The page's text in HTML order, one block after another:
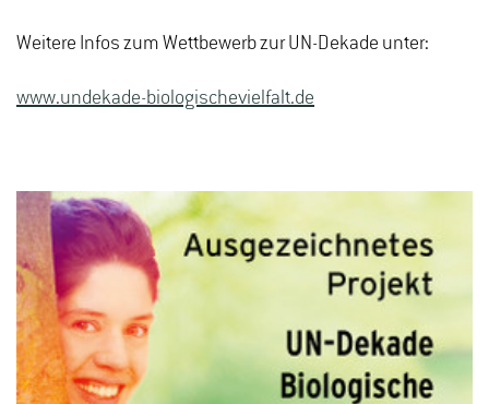
Weitere Infos zum Wettbewerb zur UN-Dekade unter:
www.undekade-biologischevielfalt.de